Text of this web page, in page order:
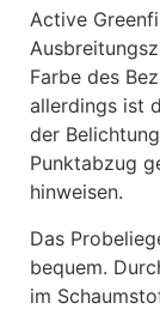
Active
Farbe des
allerdings ist
der
Punktabzug
hinweisen.
Das
bequem.
im